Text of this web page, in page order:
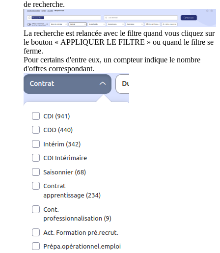
de recherche.
La recherche est relancée avec le filtre quand vous cliquez sur
le bouton « APPLIQUER LE FILTRE » ou quand le filtre se
ferme.
Pour certains d'entre eux, un compteur indique le nombre
d'offres correspondant.